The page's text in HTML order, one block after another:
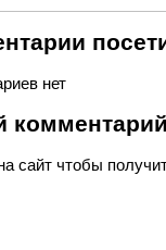
нет
сайт чтобы